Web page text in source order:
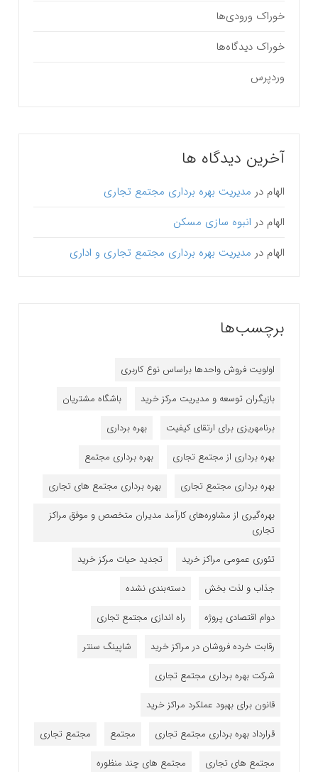
خوراک ورودی‌ها
خوراک دیدگاه‌ها
وردپرس
آخرین دیدگاه ها
الهام در مدیریت بهره برداری مجتمع تجاری
الهام در انبوه سازی مسکن
الهام در مدیریت بهره برداری مجتمع تجاری و اداری
برچسب‌ها
اولویت فروش واحدها براساس نوع کاربری
بازیگران توسعه و مدیریت مرکز خرید
باشگاه مشتریان
برنامه‎ریزی برای ارتقای کیفیت
بهره برداری
بهره برداری از مجتمع تجاری
بهره برداری مجتمع
بهره برداری مجتمع تجاری
بهره برداری مجتمع های تجاری
بهره‌گیری از مشاوره‌های کارآمد مدیران متخصص و موفق مراکز
تجاری
تئوری عمومی مراکز خرید
تجدید حیات مرکز خرید
جذاب و لذت بخش
دسته‌بندی نشده
دوام اقتصادی پروژه
راه اندازی مجتمع تجاری
رقابت خرده فروشان در مراکز خرید
شاپینگ سنتر
شرکت بهره برداری مجتمع تجاری
قانون برای بهبود عملکرد مراکز خرید
قرارداد بهره برداری مجتمع تجاری
مجتمع
مجتمع تجاری
مجتمع های تجاری
مجتمع های چند منظوره